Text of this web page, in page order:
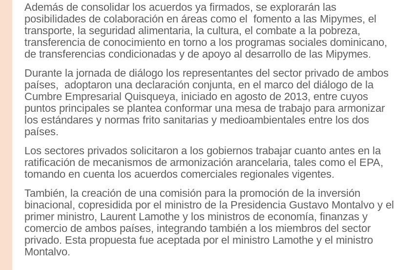
Además de consolidar los acuerdos ya firmados, se explorarán las
posibilidades de colaboración en áreas como el fomento a las Mipymes, el
transporte, la seguridad alimentaria, la cultura, el combate a la pobreza,
transferencia de conocimiento en torno a los programas sociales dominicano,
de transferencias condicionadas y de apoyo al desarrollo de las Mipymes.
Durante la jornada de diálogo los representantes del sector privado de ambos
países, adoptaron una declaración conjunta, en el marco del diálogo de la
Cumbre Empresarial Quisqueya, iniciado en agosto de 2013, entre cuyos
puntos principales se plantea conformar una mesa de trabajo para armonizar
los estándares y normas frito sanitarias y medioambientales entre los dos
países.
Los sectores privados solicitaron a los gobiernos trabajar cuanto antes en la
ratificación de mecanismos de armonización arancelaria, tales como el EPA,
tomando en cuenta los acuerdos comerciales regionales vigentes.
También, la creación de una comisión para la promoción de la inversión
binacional, copresidida por el ministro de la Presidencia Gustavo Montalvo y el
primer ministro, Laurent Lamothe y los ministros de economía, finanzas y
comercio de ambos países, integrando también a los miembros del sector
privado. Esta propuesta fue aceptada por el ministro Lamothe y el ministro
Montalvo.